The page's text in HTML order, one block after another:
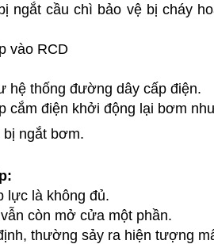
ngắt cầu chì bảo vệ bị cháy
vào RCD
hệ thống đường dây cấp điện.
cắm điện khởi động lại bơm
ngắt bơm.
lực là không đủ.
còn mở cửa một phần.
thường sảy ra hiện tượng